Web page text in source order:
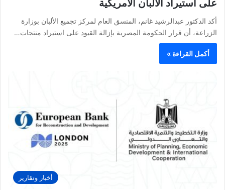
على استيراد الألبان الأمريكية
أكد الدكتور عبدالرشيد غانم، المنسق العام لمركز تجميع الألبان بوزارة
الزراعة، أن قرار الحكومة المصرية بإزالة القيود على استيراد منتجات…
أكمل القراءة »
أخبار وتقارير